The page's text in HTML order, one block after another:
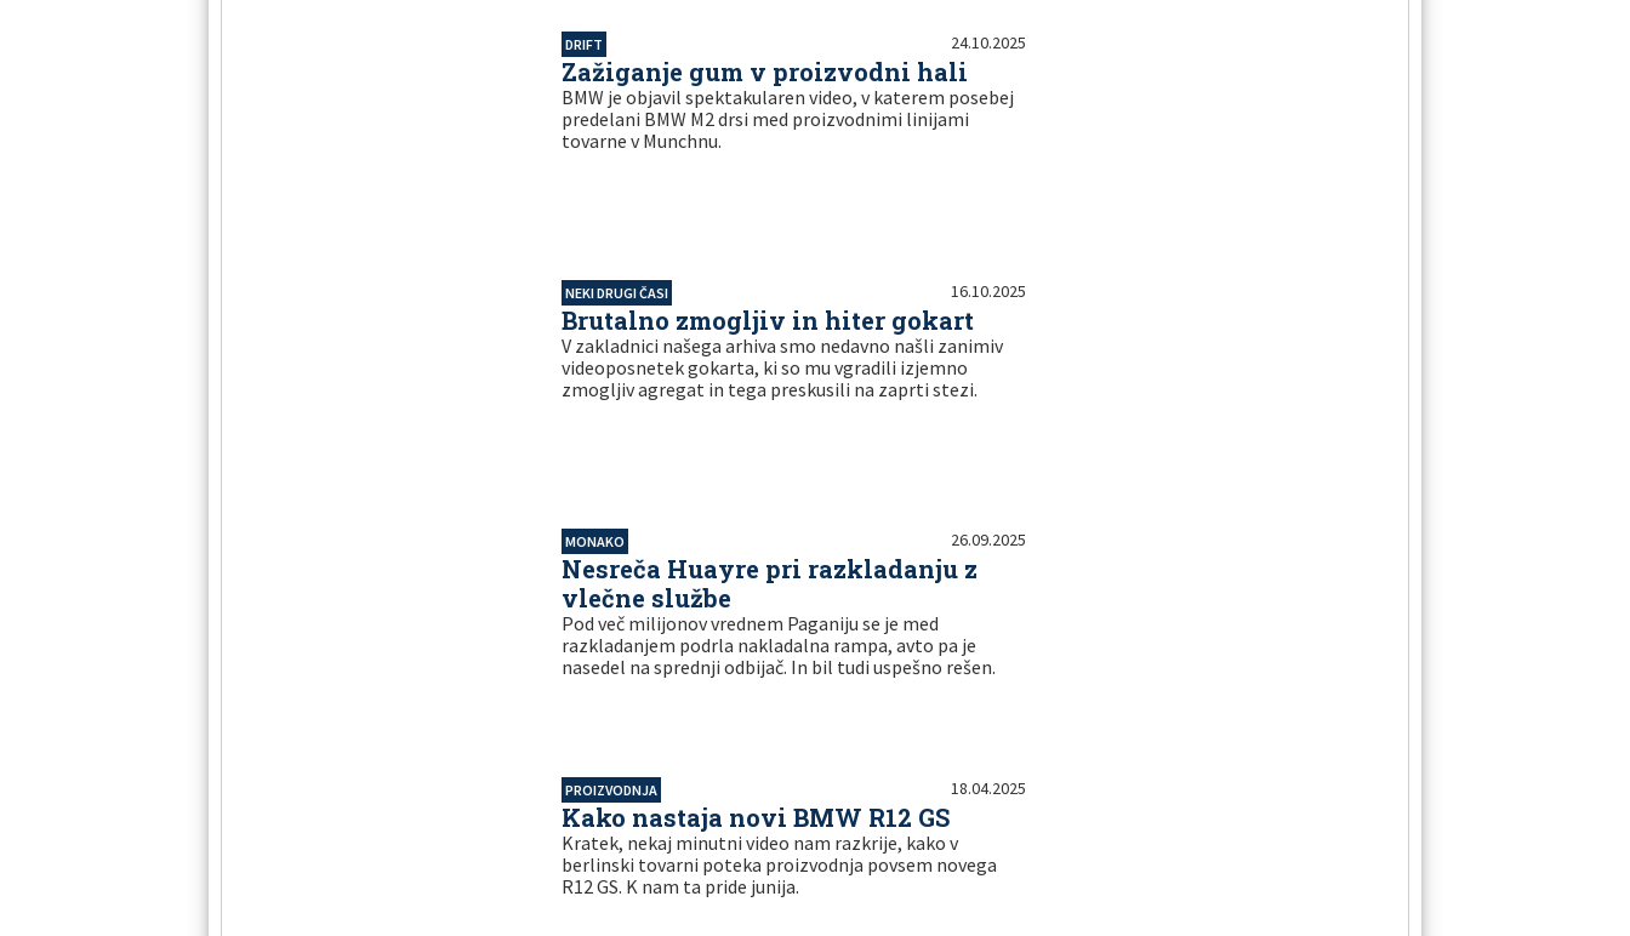
DRIFT 24.10.2025
Zažiganje gum v proizvodni hali
BMW je objavil spektakularen video, v katerem posebej
predelani BMW M2 drsi med proizvodnimi linijami
tovarne v Munchnu.
NEKI DRUGI ČASI 16.10.2025
Brutalno zmogljiv in hiter gokart
V zakladnici našega arhiva smo nedavno našli zanimiv
videoposnetek gokarta, ki so mu vgradili izjemno
zmogljiv agregat in tega preskusili na zaprti stezi.
MONAKO 26.09.2025
Nesreča Huayre pri razkladanju z
vlečne službe
Pod več milijonov vrednem Paganiju se je med
razkladanjem podrla nakladalna rampa, avto pa je
nasedel na sprednji odbijač. In bil tudi uspešno rešen.
PROIZVODNJA 18.04.2025
Kako nastaja novi BMW R12 GS
Kratek, nekaj minutni video nam razkrije, kako v
berlinski tovarni poteka proizvodnja povsem novega
R12 GS. K nam ta pride junija.